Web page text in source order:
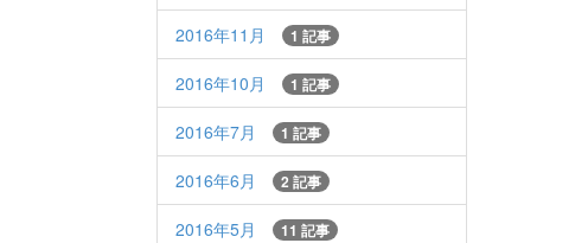
2016年11月 1 記事
2016年10月 1 記事
2016年7月 1 記事
2016年6月 2 記事
2016年5月 11 記事